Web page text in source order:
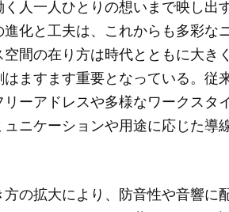
人一人ひとりの想いまで映し出
化と工夫は、これからも多彩な
間の在り方は時代とともに大き
ますます重要となっている。従
ーアドレスや多様なワークスタ
ニケーションや用途に応じた導
の拡大により、防音性や音響に